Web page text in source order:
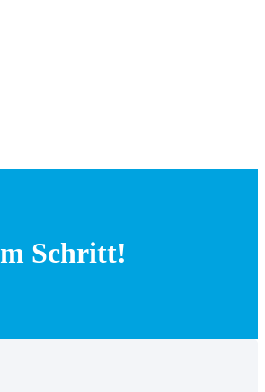
Schritt!